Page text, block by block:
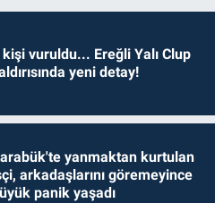
kişi vuruldu... Ereğli Yalı Clup
yeni detay!
yanmaktan kurtulan
arkadaşlarını göremeyince
panik yaşadı